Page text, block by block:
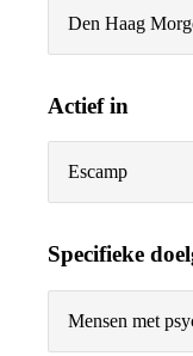
Den Haag
Actief in
Escamp
Specifieke
Mensen met